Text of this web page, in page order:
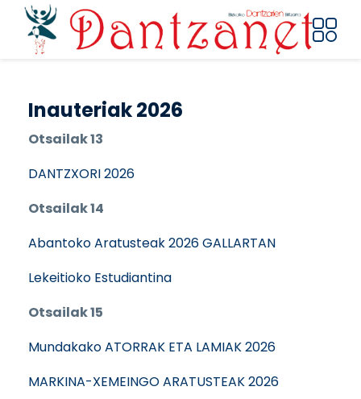
Pasar al contenido principal
Inauteriak 2026
Otsailak 13
DANTZXORI 2026
Otsailak 14
Abantoko Aratusteak 2026 GALLARTAN
Lekeitioko Estudiantina
Otsailak 15
Mundakako ATORRAK ETA LAMIAK 2026
MARKINA-XEMEINGO ARATUSTEAK 2026